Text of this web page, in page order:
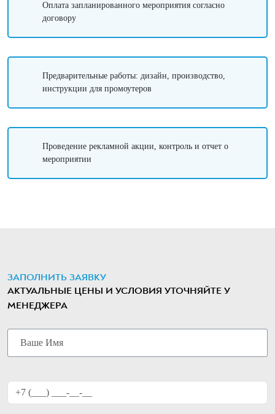
Оплата запланированного мероприятия согласно
договору
Предварительные работы: дизайн, производство,
инструкции для промоутеров
Проведение рекламной акции, контроль и отчет о
мероприятии
ЗАПОЛНИТЬ ЗАЯВКУ
АКТУАЛЬНЫЕ ЦЕНЫ И УСЛОВИЯ УТОЧНЯЙТЕ У
МЕНЕДЖЕРА